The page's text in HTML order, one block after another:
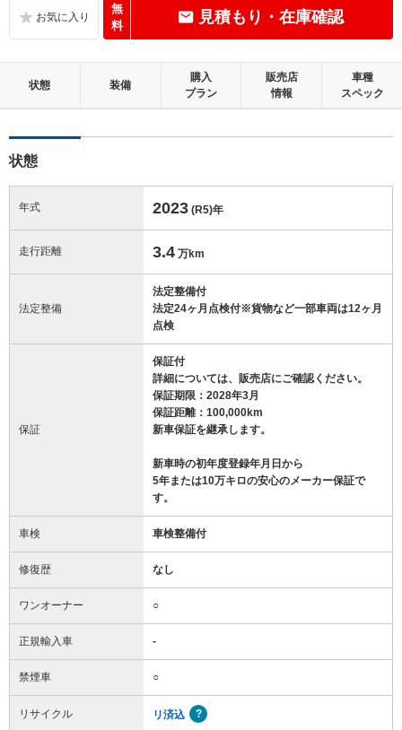
無
料
見積もり・在庫確認
状態 装備
購入
プラン
販売店
情報
車種
スペック
状態
年式 2023 (R5)年
走行距離 3.4 万km
法定整備
法定整備付
法定24ヶ月点検付※貨物など一部車両は12ヶ月
点検
保証
保証付
詳細については、販売店にご確認ください。
保証期限：2028年3月
保証距離：100,000km
新車保証を継承します。
新車時の初年度登録年月日から
5年または10万キロの安心のメーカー保証で
す。
車検 車検整備付
修復歴 なし
ワンオーナー ○
正規輸入車 -
禁煙車 ○
リサイクル リ済込